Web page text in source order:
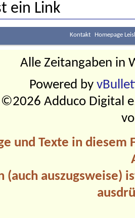
ein Link
Kontakt Homepage
Alle Zeitangaben in
Powered by
Adduco Digital
und Texte in
(auch auszugsweise)